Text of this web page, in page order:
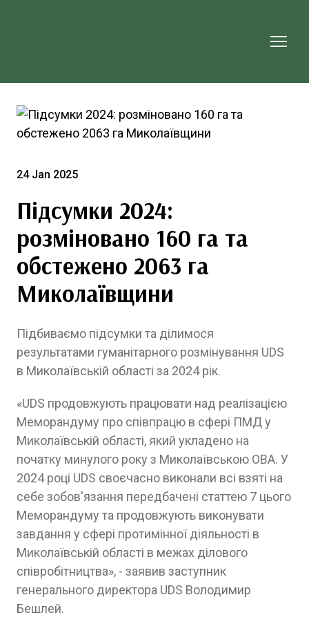
24 Jan 2025
Підсумки 2024:
розміновано 160 га та
обстежено 2063 га
Миколаївщини
Підбиваємо підсумки та ділимося
результатами гуманітарного розмінування UDS
в Миколаївській області за 2024 рік.
«UDS продовжують працювати над реалізацією
Меморандуму про співпрацю в сфері ПМД у
Миколаївській області, який укладено на
початку минулого року з Миколаївською ОВА. У
2024 році UDS своєчасно виконали всі взяті на
себе зобов'язання передбачені статтею 7 цього
Меморандуму та продовжують виконувати
завдання у сфері протимінної діяльності в
Миколаївській області в межах ділового
співробітництва», - заявив заступник
генерального директора UDS Володимир
Бешлей.